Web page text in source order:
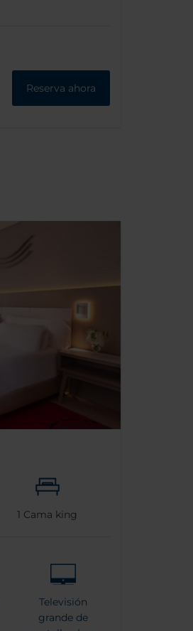
Reserva ahora
1 Cama king
Televisión
grande de